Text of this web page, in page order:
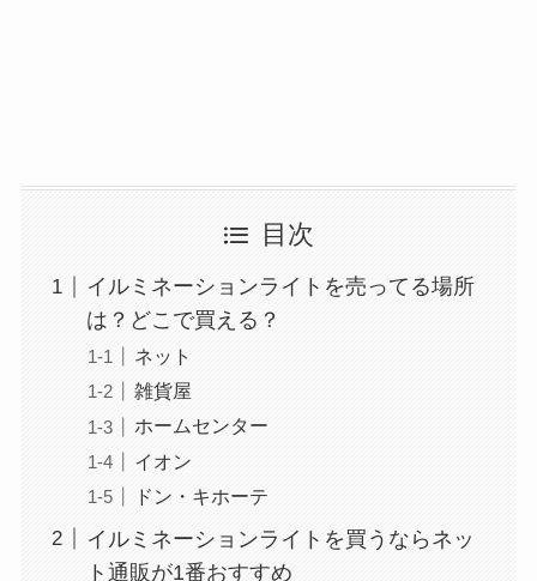
目次
イルミネーションライトを売ってる場所
は？どこで買える？
ネット
雑貨屋
ホームセンター
イオン
ドン・キホーテ
イルミネーションライトを買うならネッ
ト通販が1番おすすめ